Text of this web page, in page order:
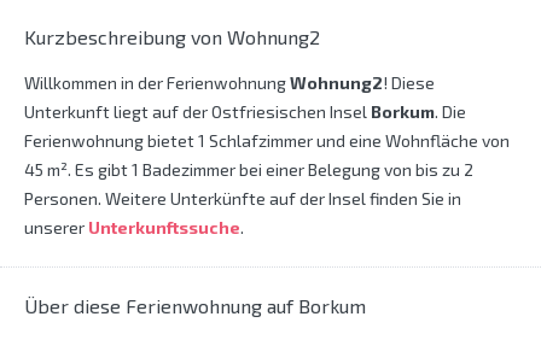
Kurzbeschreibung von Wohnung2
Willkommen in der FerienwohnungWohnung2! Diese
Unterkunft liegt auf der Ostfriesischen Insel Borkum. Die
Ferienwohnung bietet 1 Schlafzimmer und eine Wohnfläche von
45 m². Es gibt 1 Badezimmer bei einer Belegung von bis zu 2
Personen. Weitere Unterkünfte auf der Insel finden Sie in
unserer Unterkunftssuche.
Über diese Ferienwohnung auf Borkum